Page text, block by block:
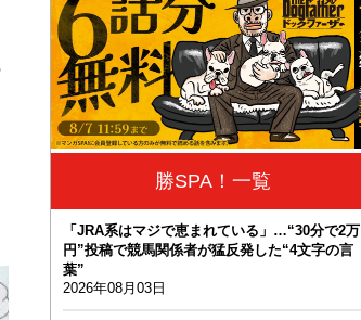
勝SPA！一覧
「JRA系はマジで恵まれている」…“30分で2万
円”投稿で競馬関係者が猛反発した“4文字の言
葉”
2026年08月03日